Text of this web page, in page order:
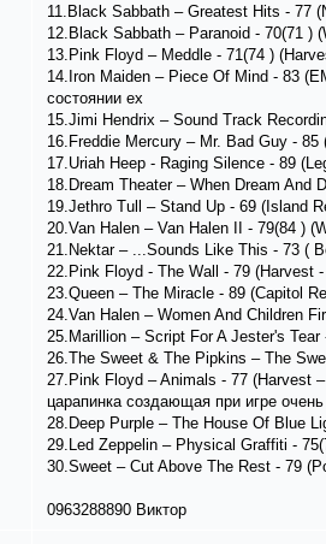
11.Black Sabbath ‎– Greatest Hits - 77
12.Black Sabbath ‎– Paranoid - 70(71 )
13.Pink Floyd – Meddle - 71(74 )
14.Iron Maiden ‎– Piece Of Mind - 83
состоянии ех
15.Jimi Hendrix ‎– Sound Track
16.Freddie Mercury – Mr. Bad Guy -
17.Uriah Heep - Raging Silence - 89
18.Dream Theater ‎– When Dream And
19.Jethro Tull ‎– Stand Up - 69 (Island
20.Van Halen – Van Halen II - 79(84 )
21.Nektar ‎– ...Sounds Like This - 73 (
22.Pink Floyd - The Wall - 79 (Harvest
23.Queen ‎– The Miracle - 89 (Capitol
24.Van Halen ‎– Women And Children
25.Marillion ‎– Script For A Jester's
26.The Sweet & The Pipkins ‎– The
27.Pink Floyd ‎– Animals - 77 (Harvest
царапинка создающая при игре
28.Deep Purple ‎– The House Of Blue
29.Led Zeppelin ‎– Physical Graffiti -
30.Sweet ‎– Cut Above The Rest - 79
0963288890 Виктор